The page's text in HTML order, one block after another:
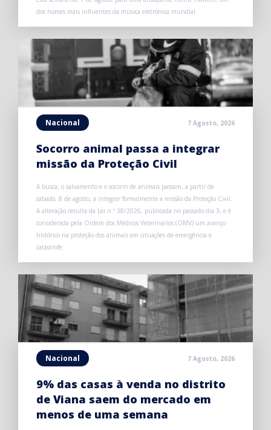
dos nomes mais influentes da música eletrónica mundial.
Nacional 7 Agosto, 2026
Socorro animal passa a integrar
missão da Proteção Civil
A busca, o salvamento e o socorro de animais passam, a partir de
sábado, 8 de agosto, a integrar formalmente a missão da Proteção Civil.
A alteração resulta da Lei n.º 38/2026, publicada no passado dia 3, e é
considerada pela Ordem dos Médicos Veterinários (OMV) um avanço
histórico na proteção dos animais em situações de emergência e
catástrofe.
Nacional 7 Agosto, 2026
9% das casas à venda no distrito
de Viana saem do mercado em
menos de uma semana